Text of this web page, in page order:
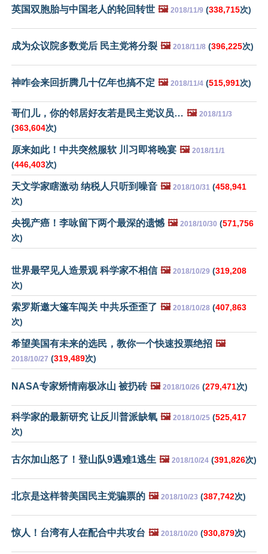
英国双胞胎与中国老人的轮回转世 🖼️ 2018/11/9 (338,715次)
成为众议院多数党后 民主党将分裂 🖼️ 2018/11/8 (396,225次)
神咋会来回折腾几十亿年也搞不定 🖼️ 2018/11/4 (515,991次)
哥们儿，你的邻居好友若是民主党议员… 🖼️ 2018/11/3
(363,604次)
原来如此！中共突然服软 川习即将晚宴 🖼️ 2018/11/1
(446,403次)
天文学家瞎激动 纳税人只听到噪音 🖼️ 2018/10/31 (458,941
次)
央视产癌！李咏留下两个最深的遗憾 🖼️ 2018/10/30 (571,756
次)
世界最罕见人造景观 科学家不相信 🖼️ 2018/10/29 (319,208
次)
索罗斯邀大篷车闯关 中共乐歪歪了 🖼️ 2018/10/28 (407,863
次)
希望美国有未来的选民，教你一个快速投票绝招 🖼️
2018/10/27 (319,489次)
NASA专家矫情南极冰山 被扔砖 🖼️ 2018/10/26 (279,471次)
科学家的最新研究 让反川普派缺氧 🖼️ 2018/10/25 (525,417
次)
古尔加山怒了！登山队9遇难1逃生 🖼️ 2018/10/24 (391,826次)
北京是这样替美国民主党骗票的 🖼️ 2018/10/23 (387,742次)
惊人！台湾有人在配合中共攻台 🖼️ 2018/10/20 (930,879次)